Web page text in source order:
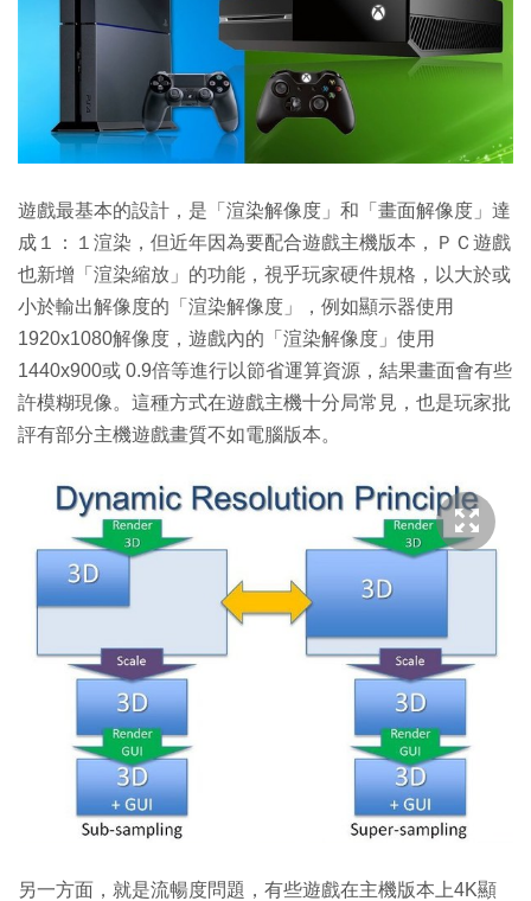
遊戲最基本的設計，是「渲染解像度」和「畫面解像度」達
成１：１渲染，但近年因為要配合遊戲主機版本，ＰＣ遊戲
也新增「渲染縮放」的功能，視乎玩家硬件規格，以大於或
小於輸出解像度的「渲染解像度」，例如顯示器使用
1920x1080解像度，遊戲內的「渲染解像度」使用
1440x900或 0.9倍等進行以節省運算資源，結果畫面會有些
許模糊現像。這種方式在遊戲主機十分局常見，也是玩家批
評有部分主機遊戲畫質不如電腦版本。
另一方面，就是流暢度問題，有些遊戲在主機版本上4K顯